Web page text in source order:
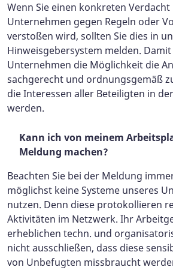
Wenn Sie einen konkreten Verdacht
Unternehmen gegen Regeln oder
verstoßen wird, sollten Sie dies in
Hinweisgebersystem melden.
Unternehmen die Möglichkeit die
sachgerecht und ordnungsgemäß
die Interessen aller Beteiligten in
werden.
Kann ich von meinem
Meldung machen?
Beachten Sie bei der Meldung
möglichst keine Systeme unseres
nutzen. Denn diese protokollieren
Aktivitäten im Netzwerk. Ihr
erheblichen techn. und
nicht ausschließen, dass diese
von Unbefugten missbraucht